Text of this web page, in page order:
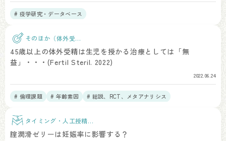
# 疫学研究・データベース
そのほか（体外受
45歳以上の体外受精は生児を授かる治療としては「無
益」・・・(Fertil Steril. 2022)
2022.06.24
# 倫理課題 # 年齢素因 # 総説、RCT、メタアナリシス
タイミング・人工授精治
腟潤滑ゼリーは妊娠率に影響する？